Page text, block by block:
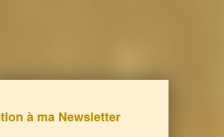
à ma Newsletter